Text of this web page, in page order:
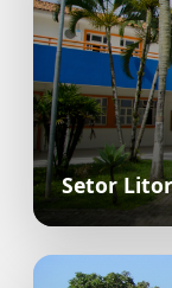
Setor